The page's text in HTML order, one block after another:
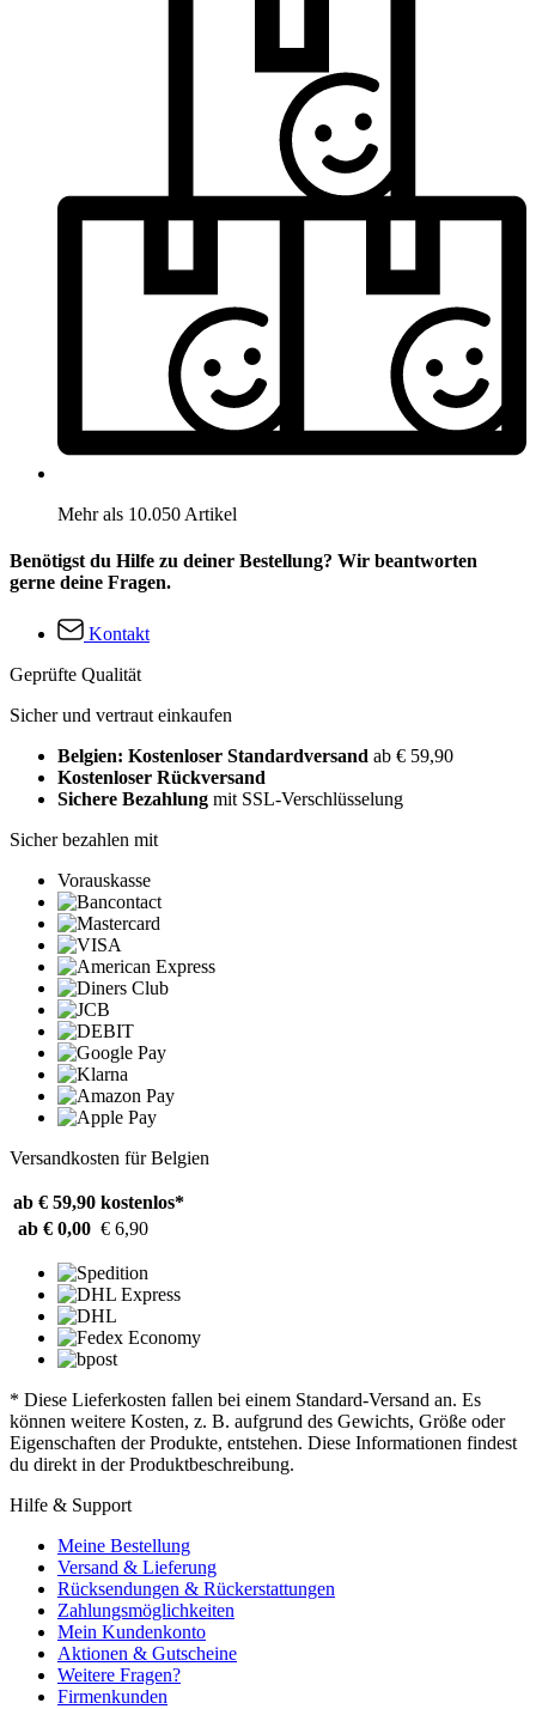
Mehr als 10.050 Artikel
Benötigst du Hilfe zu deiner Bestellung? Wir beantworten
gerne deine Fragen.
Kontakt
Geprüfte Qualität
Sicher und vertraut einkaufen
Belgien: Kostenloser Standardversand ab € 59,90
Kostenloser Rückversand
Sichere Bezahlung mit SSL-Verschlüsselung
Sicher bezahlen mit
Vorauskasse
Versandkosten für Belgien
ab € 59,90 kostenlos*
ab € 0,00 € 6,90
* Diese Lieferkosten fallen bei einem Standard-Versand an. Es
können weitere Kosten, z. B. aufgrund des Gewichts, Größe oder
Eigenschaften der Produkte, entstehen. Diese Informationen findest
du direkt in der Produktbeschreibung.
Hilfe & Support
Meine Bestellung
Versand & Lieferung
Rücksendungen & Rückerstattungen
Zahlungsmöglichkeiten
Mein Kundenkonto
Aktionen & Gutscheine
Weitere Fragen?
Firmenkunden